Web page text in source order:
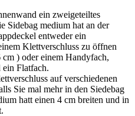
ein zweigeteiltes
Sidebag medium hat an der
entweder ein
Klettverschluss zu öffnen
) oder einem Handyfach,
ein Flatfach.
auf verschiedenen
Sie mal mehr in den Siedebag
hatt einen 4 cm breiten und in